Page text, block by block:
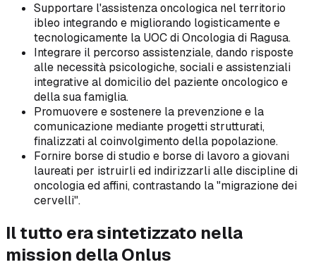
Supportare l'assistenza oncologica nel territorio
ibleo integrando e migliorando logisticamente e
tecnologicamente la UOC di Oncologia di Ragusa.
Integrare il percorso assistenziale, dando risposte
alle necessità psicologiche, sociali e assistenziali
integrative al domicilio del paziente oncologico e
della sua famiglia.
Promuoveree sostenere la prevenzione e la
comunicazione mediante progetti strutturati,
finalizzati al coinvolgimento della popolazione.
Fornire borse di studio e borse di lavoro a giovani
laureati per istruirli ed indirizzarli alle discipline di
oncologia ed affini, contrastando la "migrazione dei
cervelli".
Il tutto era sintetizzato nella
mission della Onlus